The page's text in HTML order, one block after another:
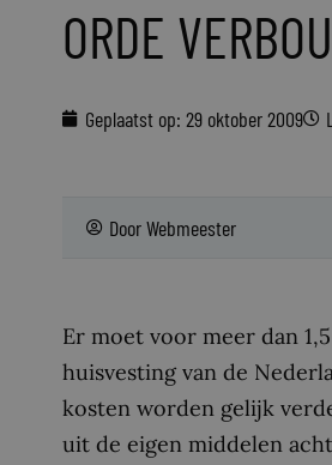
ORDE
Geplaatst op: 29 oktober 2009
DoorWebmeester
Er moet voor meer dan
huisvesting van de
kosten worden gelijk
uit de eigen middelen